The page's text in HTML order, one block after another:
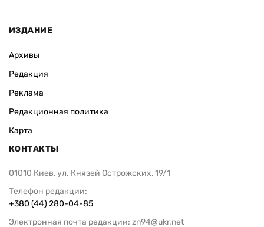
ИЗДАНИЕ
Архивы
Редакция
Реклама
Редакционная политика
Карта
КОНТАКТЫ
01010 Киев, ул. Князей Острожских, 19/1
Телефон редакции:
+380 (44) 280-04-85
Электронная почта редакции: zn94@ukr.net